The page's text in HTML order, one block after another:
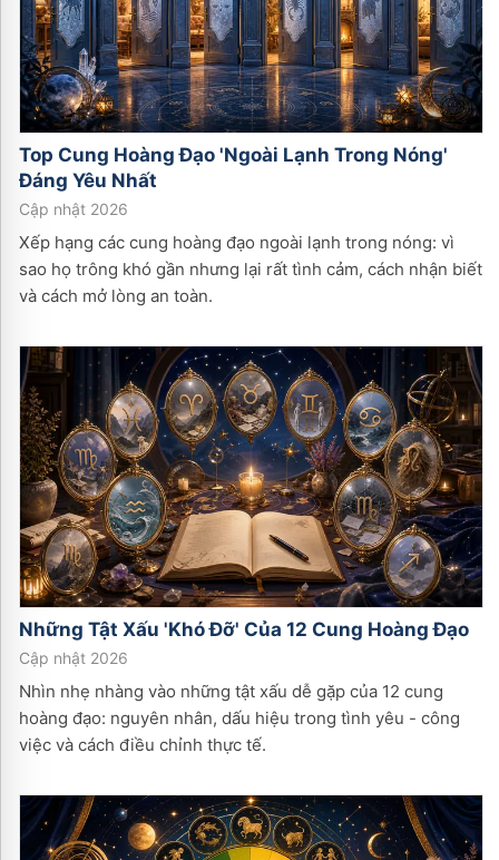
Top Cung Hoàng Đạo 'Ngoài Lạnh Trong Nóng'
Đáng Yêu Nhất
Cập nhật 2026
Xếp hạng các cung hoàng đạo ngoài lạnh trong nóng: vì
sao họ trông khó gần nhưng lại rất tình cảm, cách nhận biết
và cách mở lòng an toàn.
Những Tật Xấu 'Khó Đỡ' Của 12 Cung Hoàng Đạo
Cập nhật 2026
Nhìn nhẹ nhàng vào những tật xấu dễ gặp của 12 cung
hoàng đạo: nguyên nhân, dấu hiệu trong tình yêu - công
việc và cách điều chỉnh thực tế.